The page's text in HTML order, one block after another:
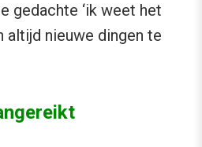
gedachte ‘ik weet het
altijd nieuwe dingen te